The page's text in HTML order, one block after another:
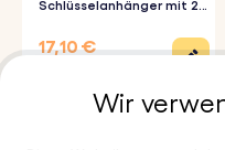
Schlüsselanhänger mit 2
17,10 €
Wir